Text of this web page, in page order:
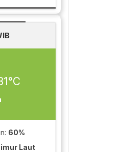
60%
Laut